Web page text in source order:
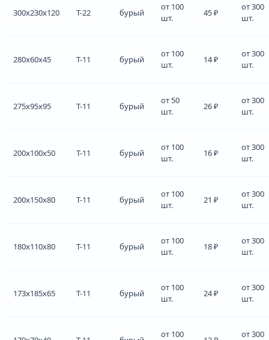
300x230x120 Т-22 бурый
от 100
шт.
45 ₽
от 300
шт.
280x60x45 Т-11 бурый
от 100
шт.
14 ₽
от 300
шт.
275x95x95 Т-11 бурый
от 50
шт.
26 ₽
от 300
шт.
200x100x50 Т-11 бурый
от 100
шт.
16 ₽
от 300
шт.
200x150x80 Т-11 бурый
от 100
шт.
21 ₽
от 300
шт.
180x110x80 Т-11 бурый
от 100
шт.
18 ₽
от 300
шт.
173x185x65 Т-11 бурый
от 100
шт.
24 ₽
от 300
шт.
от 100
от 300